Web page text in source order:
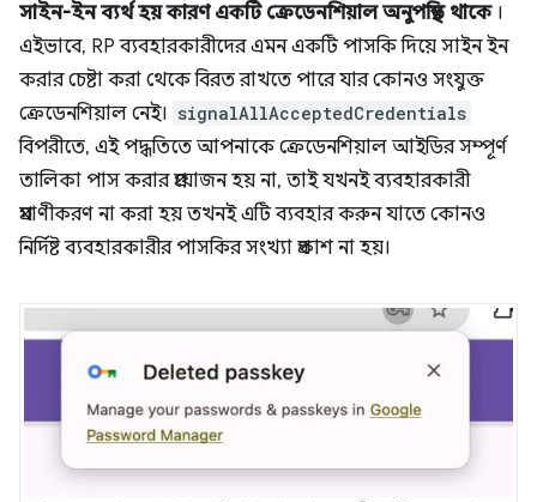
সাইন-ইন ব্যর্থ হয় কারণ একটি ক্রেডেনশিয়াল অনুপস্থিত থাকে।
এইভাবে, RP ব্যবহারকারীদের এমন একটি পাসকি দিয়ে সাইন ইন
করার চেষ্টা করা থেকে বিরত রাখতে পারে যার কোনও সংযুক্ত
ক্রেডেনশিয়াল নেই। signalAllAcceptedCredentials
বিপরীতে, এই পদ্ধতিতে আপনাকে ক্রেডেনশিয়াল আইডির সম্পূর্ণ
তালিকা পাস করার প্রয়োজন হয় না, তাই যখনই ব্যবহারকারী
প্রমাণীকরণ না করা হয় তখনই এটি ব্যবহার করুন যাতে কোনও
নির্দিষ্ট ব্যবহারকারীর পাসকির সংখ্যা প্রকাশ না হয়।